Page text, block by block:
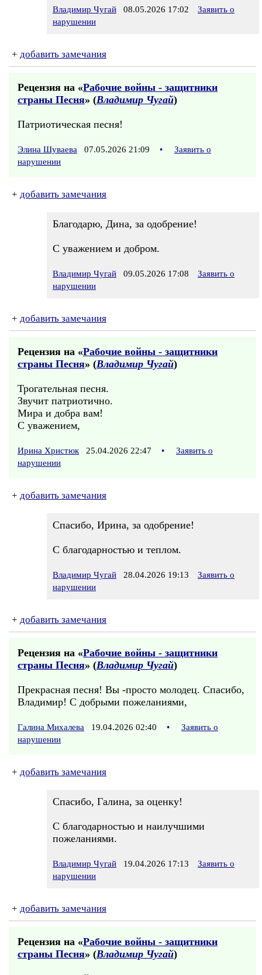
Владимир Чугай 08.05.2026 17:02
Заявить о
нарушении
+ добавить замечания
Рецензия на «Рабочие войны - защитники
страны Песня» (Владимир Чугай)
Патриотическая песня!
Элина Шуваева 07.05.2026 21:09 •
Заявить о
нарушении
+ добавить замечания
Благодарю, Дина, за одобрение!
С уважением и добром.
Владимир Чугай 09.05.2026 17:08
Заявить о
нарушении
+ добавить замечания
Рецензия на «Рабочие войны - защитники
страны Песня» (Владимир Чугай)
Трогательная песня.
Звучит патриотично.
Мира и добра вам!
С уважением,
Ирина Христюк 25.04.2026 22:47 •
Заявить о
нарушении
+ добавить замечания
Спасибо, Ирина, за одобрение!
С благодарностью и теплом.
Владимир Чугай 28.04.2026 19:13
Заявить о
нарушении
+ добавить замечания
Рецензия на «Рабочие войны - защитники
страны Песня» (Владимир Чугай)
Прекрасная песня! Вы -просто молодец. Спасибо,
Владимир! С добрыми пожеланиями,
Галина Михалева 19.04.2026 02:40 •
Заявить о
нарушении
+ добавить замечания
Спасибо, Галина, за оценку!
С благодарностью и наилучшими
пожеланиями.
Владимир Чугай 19.04.2026 17:13
Заявить о
нарушении
+ добавить замечания
Рецензия на «Рабочие войны - защитники
страны Песня» (Владимир Чугай)